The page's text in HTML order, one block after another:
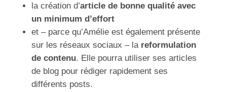
la création d’article de bonne qualité avec
un minimum d’effort
et – parce qu’Amélie est également présente
sur les réseaux sociaux – la reformulation
de contenu. Elle pourra utiliser ses articles
de blog pour rédiger rapidement ses
différents posts.